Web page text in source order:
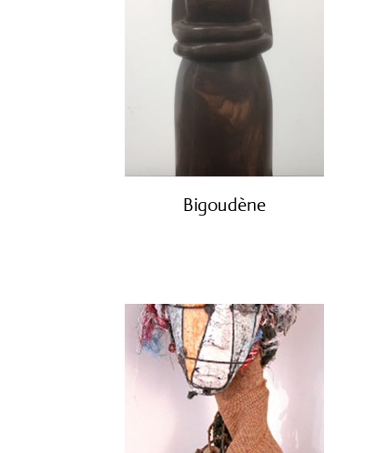
Bigoudène